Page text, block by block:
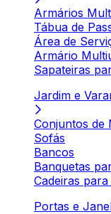
Armários
Tábua de
Área de
Armário
Sapateiras
Jardim e
Conjuntos de
Sofás
Bancos
Banquetas
Cadeiras
Portas e